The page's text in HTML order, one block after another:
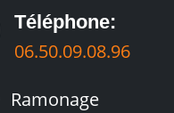
Téléphone:
06.50.09.08.96
Ramonage